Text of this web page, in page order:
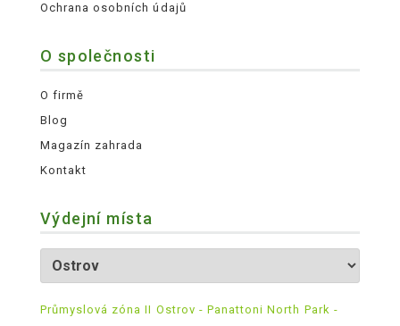
Ochrana osobních údajů
O společnosti
O firmě
Blog
Magazín zahrada
Kontakt
Výdejní místa
Průmyslová zóna II Ostrov - Panattoni North Park -